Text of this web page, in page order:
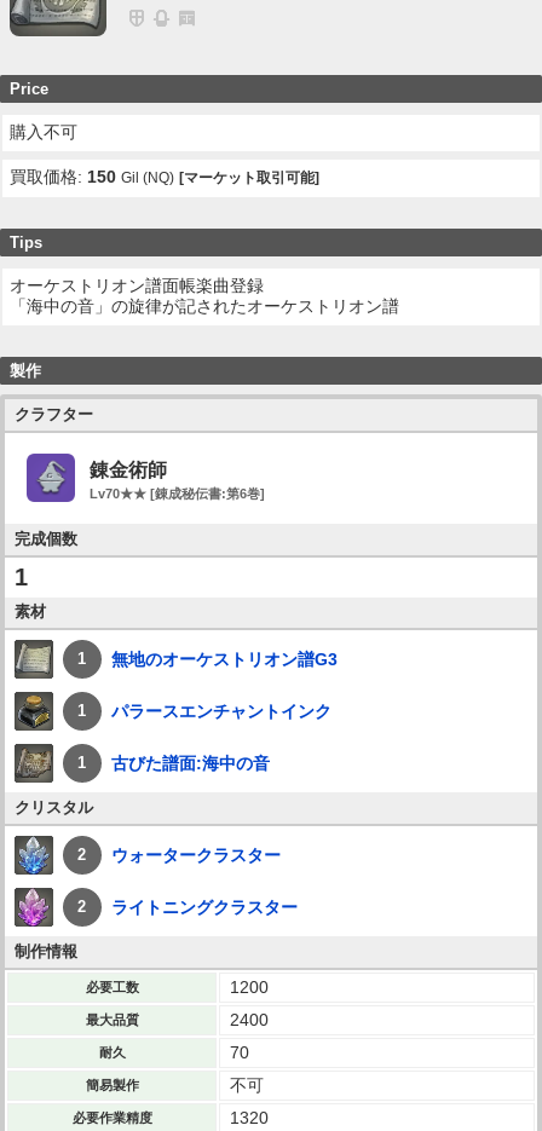
Price
購入不可
買取価格:150 Gil (NQ) [マーケット取引可能]
Tips
オーケストリオン譜面帳楽曲登録
「海中の音」の旋律が記されたオーケストリオン譜
製作
クラフター
錬金術師
Lv70★★ [錬成秘伝書:第6巻]
完成個数
1
素材
1 無地のオーケストリオン譜G3
1 パラースエンチャントインク
1 古びた譜面:海中の音
クリスタル
2 ウォータークラスター
2 ライトニングクラスター
制作情報
必要工数 1200
最大品質 2400
耐久 70
簡易製作 不可
必要作業精度 1320